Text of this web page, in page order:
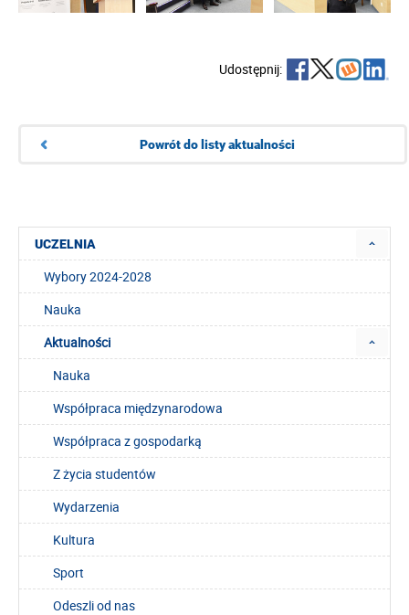
Udostępnij:
Powrót do listy aktualności
UCZELNIA
Wybory 2024-2028
Nauka
Aktualności
Nauka
Współpraca międzynarodowa
Współpraca z gospodarką
Z życia studentów
Wydarzenia
Kultura
Sport
Odeszli od nas